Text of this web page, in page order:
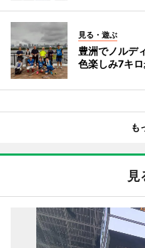
見る・遊ぶ
豊洲でノルデ
色楽しみ7キロ
も
見